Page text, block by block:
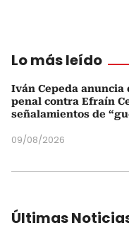
Lo más leído
Iván Cepeda anuncia
penal contra Efraín
señalamientos de
09/08/2026
Últimas